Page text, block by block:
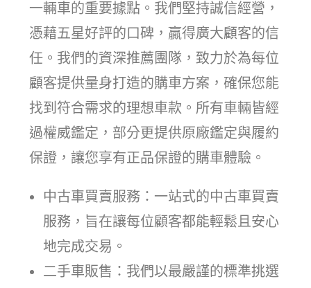
一輛車的重要據點。我們堅持誠信經營，
憑藉五星好評的口碑，贏得廣大顧客的信
任。我們的資深推薦團隊，致力於為每位
顧客提供量身打造的購車方案，確保您能
找到符合需求的理想車款。所有車輛皆經
過權威鑑定，部分更提供原廠鑑定與履約
保證，讓您享有正品保證的購車體驗。
中古車買賣服務：一站式的中古車買賣
服務，旨在讓每位顧客都能輕鬆且安心
地完成交易。
二手車販售：我們以最嚴謹的標準挑選